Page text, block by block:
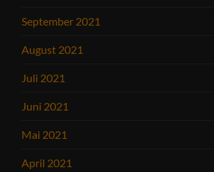
September 2021
August 2021
Juli 2021
Juni 2021
Mai 2021
April 2021